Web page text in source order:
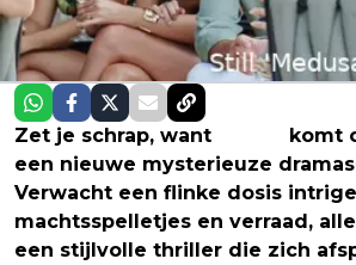
Zet je schrap, want
komt
een nieuwe mysterieuze
Verwacht een flinke dosis
machtsspelletjes en verraad,
een stijlvolle thriller die zich